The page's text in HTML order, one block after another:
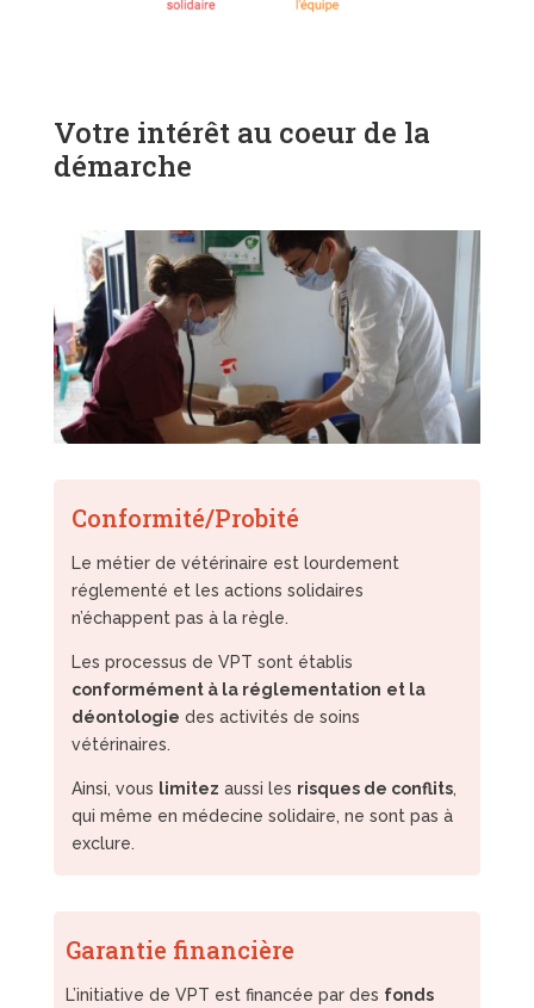
Votre intérêt au coeur de la
démarche
Conformité/Probité
Le métier de vétérinaire est lourdement
réglementé et les actions solidaires
n’échappent pas à la règle.
Les processus de VPT sont établis
conformément à la réglementation et la
déontologie des activités de soins
vétérinaires.
Ainsi, vous limitez aussi les risques de conflits,
qui même en médecine solidaire, ne sont pas à
exclure.
Garantie financière
L’initiative de VPT est financée par des fonds